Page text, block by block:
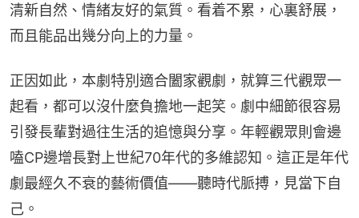
清新自然、情緒友好的氣質。看着不累，心裏舒展，
而且能品出幾分向上的力量。
正因如此，本劇特別適合闔家觀劇，就算三代觀眾一
起看，都可以沒什麼負擔地一起笑。劇中細節很容易
引發長輩對過往生活的追憶與分享。年輕觀眾則會邊
嗑CP邊增長對上世紀70年代的多維認知。這正是年代
劇最經久不衰的藝術價值——聽時代脈搏，見當下自
己。